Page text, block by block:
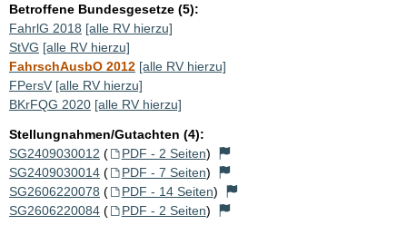
Betroffene Bundesgesetze (5):
FahrlG 2018 [alle RV hierzu]
StVG [alle RV hierzu]
FahrschAusbO 2012 [alle RV hierzu]
FPersV [alle RV hierzu]
BKrFQG 2020 [alle RV hierzu]
Stellungnahmen/Gutachten (4):
SG2409030012 ( PDF - 2 Seiten)
SG2409030014 ( PDF - 7 Seiten)
SG2606220078 ( PDF - 14 Seiten)
SG2606220084 ( PDF - 2 Seiten)